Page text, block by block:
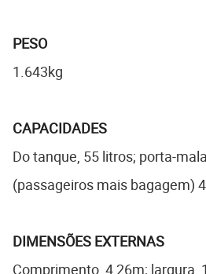
PESO
1.643kg
CAPACIDADES
Do tanque, 55 litros; porta-
(passageiros mais bagagem)
DIMENSÕES EXTERNAS
Comprimento, 4,26m; largura,